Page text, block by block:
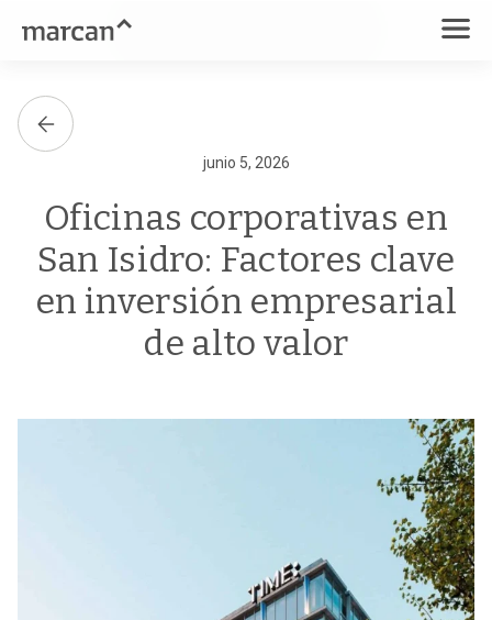
junio 5, 2026
Oficinas corporativas en
San Isidro: Factores clave
en inversión empresarial
de alto valor